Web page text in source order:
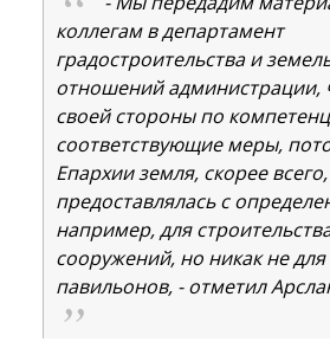
коллегам в департамент
градостроительства и
отношений администрации,
своей стороны по
соответствующие меры,
Епархии земля, скорее всего,
предоставлялась с
например, для
сооружений, но никак не для
павильонов, - отметил